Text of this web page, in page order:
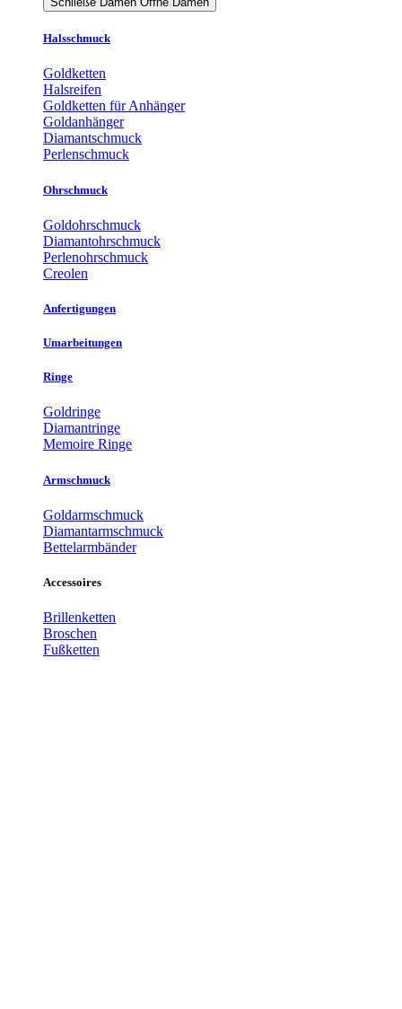
Halsschmuck
Goldketten
Halsreifen
Goldketten für Anhänger
Goldanhänger
Diamantschmuck
Perlenschmuck
Ohrschmuck
Goldohrschmuck
Diamantohrschmuck
Perlenohrschmuck
Creolen
Anfertigungen
Umarbeitungen
Ringe
Goldringe
Diamantringe
Memoire Ringe
Armschmuck
Goldarmschmuck
Diamantarmschmuck
Bettelarmbänder
Accessoires
Brillenketten
Broschen
Fußketten